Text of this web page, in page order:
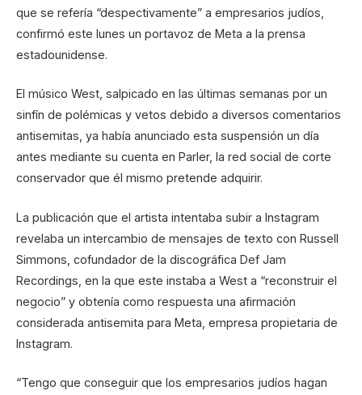
que se refería “despectivamente” a empresarios judíos,
confirmó este lunes un portavoz de Meta a la prensa
estadounidense.
El músico West, salpicado en las últimas semanas por un
sinfín de polémicas y vetos debido a diversos comentarios
antisemitas, ya había anunciado esta suspensión un día
antes mediante su cuenta en Parler, la red social de corte
conservador que él mismo pretende adquirir.
La publicación que el artista intentaba subir a Instagram
revelaba un intercambio de mensajes de texto con Russell
Simmons, cofundador de la discográfica Def Jam
Recordings, en la que este instaba a West a “reconstruir el
negocio” y obtenía como respuesta una afirmación
considerada antisemita para Meta, empresa propietaria de
Instagram.
“Tengo que conseguir que los empresarios judíos hagan